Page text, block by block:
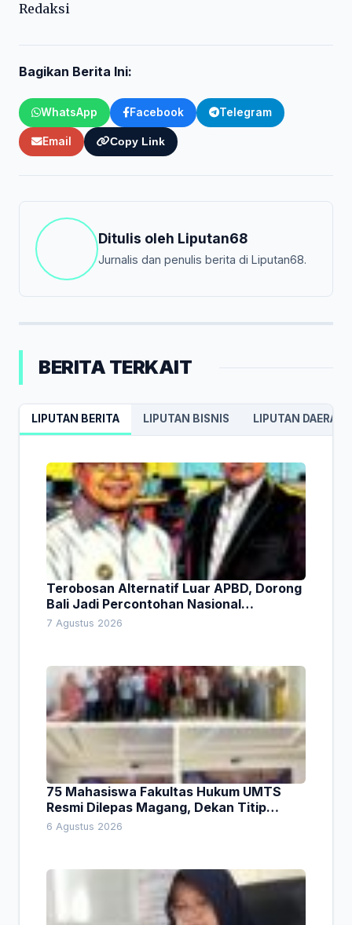
Redaksi
Bagikan Berita Ini:
WhatsApp Facebook Telegram
Email Copy Link
Ditulis oleh Liputan68
Jurnalis dan penulis berita di Liputan68.
BERITA TERKAIT
LIPUTAN BERITA LIPUTAN BISNIS LIPUTAN DAERAH
Terobosan Alternatif Luar APBD, Dorong
Bali Jadi Percontohan Nasional
Pembiayaan Daerah
7 Agustus 2026
75 Mahasiswa Fakultas Hukum UMTS
Resmi Dilepas Magang, Dekan Titip
Empat Pesan Penting
6 Agustus 2026